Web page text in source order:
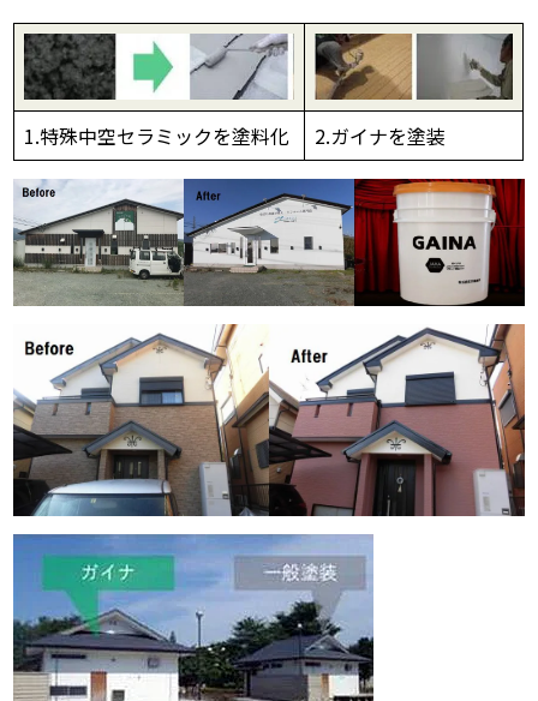
ヨネヤがお客様から選ばれる10の
理由
リフォームローン
工場倉庫改修 アパート・マンション修繕
見積もりシミュレーション
1.特殊中空セラミックを塗料化 2.ガイナを塗装